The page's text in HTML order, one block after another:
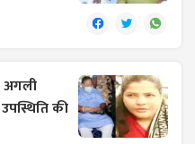
अगली
की